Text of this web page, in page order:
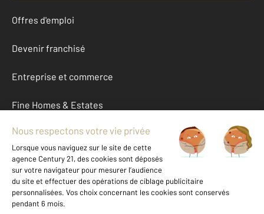
Offres d'emploi
Devenir franchisé
Entreprise et commerce
Fine Homes & Estates
À propos
International
Nous contacter